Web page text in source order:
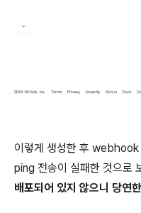
이렇게 생성한 후
ping 전송이 실패한 것으로
배포되어 있지 않으니 당연